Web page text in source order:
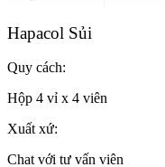
Hapacol Sủi
Quy cách:
Hộp 4 vỉ x 4 viên
Xuất xứ:
Chat với tư vấn viên